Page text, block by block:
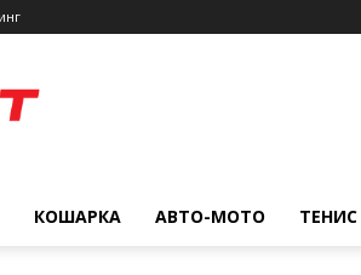
КОШАРКА АВТО-МОТО ТЕНИС